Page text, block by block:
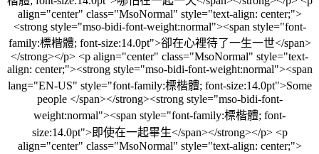
align="center" class="MsoNormal" style="text-align: center;">
<strong style="mso-bidi-font-weight:normal"><span style="font-
family:標楷體; font-size:14.0pt">卻在心裡待了一生一世</span>
</strong></p> <p align="center" class="MsoNormal" style="text-
align: center;"><strong style="mso-bidi-font-weight:normal"><span
lang="EN-US" style="font-family:標楷體; font-size:14.0pt">Some
people </span></strong><strong style="mso-bidi-font-
weight:normal"><span style="font-family:標楷體; font-
size:14.0pt">即使在一起畢生</span></strong></p> <p
align="center" class="MsoNormal" style="text-align: center;">